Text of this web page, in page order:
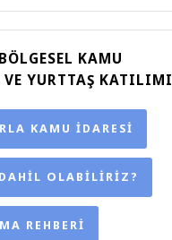
KAMU
YURTTAŞ KATILIMI
KAMU İDARESİ
OLABİLİRİZ?
REHBERİ